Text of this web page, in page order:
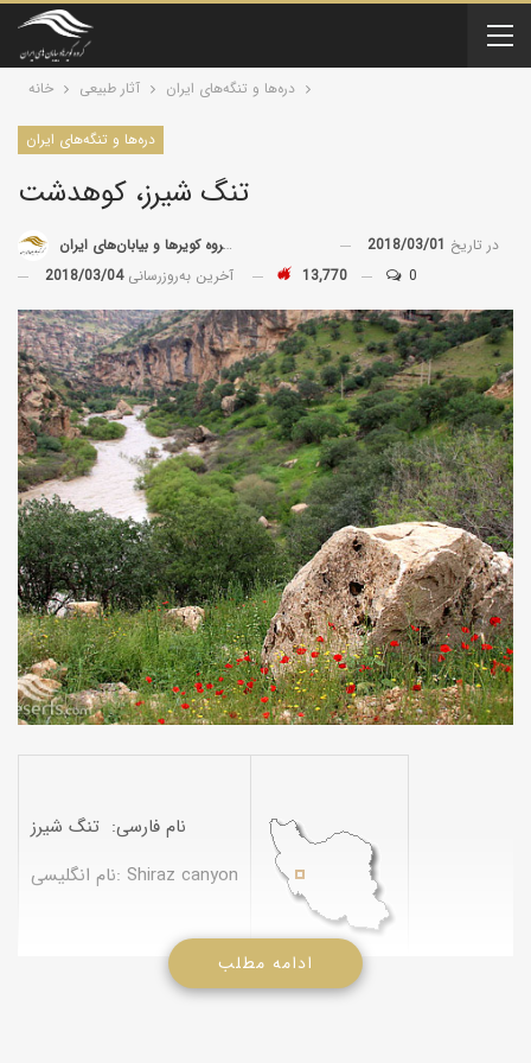
خانه آثار طبیعی دره‌ها و تنگه‌های ایران
دره‌ها و تنگه‌های ایران
تنگ شیرز، کوهدشت
توسط گروه کویرها و بیابان‌های ایران در تاریخ 2018/03/01
آخرین به‌روزرسانی2018/03/04 13,770 0
نام فارسی: تنگ شیرز
نام انگلیسی: Shiraz canyon
ادامه مطلب